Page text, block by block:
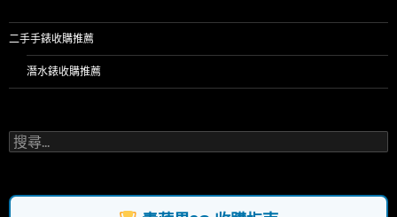
二手手錶收購推薦
潛水錶收購推薦
搜
尋
字: